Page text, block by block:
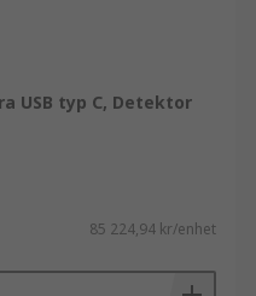
USB typ C, Detektor
85 224,94 kr/enhet